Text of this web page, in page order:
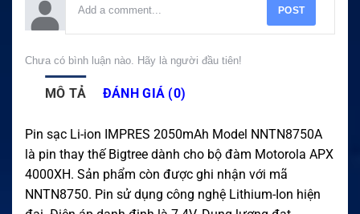
POST
Chưa có bình luận nào. Hãy là người đầu tiên!
MÔ TẢ ĐÁNH GIÁ (0)
Pin sạc Li-ion IMPRES 2050mAh Model NNTN8750A
là pin thay thế Bigtree dành cho bộ đàm Motorola APX
4000XH. Sản phẩm còn được ghi nhận với mã
NNTN8750. Pin sử dụng công nghệ Lithium-Ion hiện